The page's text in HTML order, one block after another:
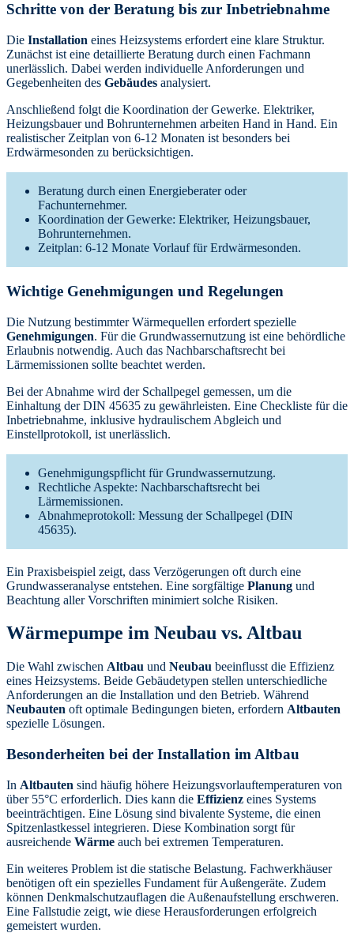
Schritte von der Beratung bis zur Inbetriebnahme
Die Installation eines Heizsystems erfordert eine klare Struktur.
Zunächst ist eine detaillierte Beratung durch einen Fachmann
unerlässlich. Dabei werden individuelle Anforderungen und
Gegebenheiten des Gebäudes analysiert.
Anschließend folgt die Koordination der Gewerke. Elektriker,
Heizungsbauer und Bohrunternehmen arbeiten Hand in Hand. Ein
realistischer Zeitplan von 6-12 Monaten ist besonders bei
Erdwärmesonden zu berücksichtigen.
Beratung durch einen Energieberater oder
Fachunternehmer.
Koordination der Gewerke: Elektriker, Heizungsbauer,
Bohrunternehmen.
Zeitplan: 6-12 Monate Vorlauf für Erdwärmesonden.
Wichtige Genehmigungen und Regelungen
Die Nutzung bestimmter Wärmequellen erfordert spezielle
Genehmigungen. Für die Grundwassernutzung ist eine behördliche
Erlaubnis notwendig. Auch das Nachbarschaftsrecht bei
Lärmemissionen sollte beachtet werden.
Bei der Abnahme wird der Schallpegel gemessen, um die
Einhaltung der DIN 45635 zu gewährleisten. Eine Checkliste für die
Inbetriebnahme, inklusive hydraulischem Abgleich und
Einstellprotokoll, ist unerlässlich.
Genehmigungspflicht für Grundwassernutzung.
Rechtliche Aspekte: Nachbarschaftsrecht bei
Lärmemissionen.
Abnahmeprotokoll: Messung der Schallpegel (DIN
45635).
Ein Praxisbeispiel zeigt, dass Verzögerungen oft durch eine
Grundwasseranalyse entstehen. Eine sorgfältige Planung und
Beachtung aller Vorschriften minimiert solche Risiken.
Wärmepumpe im Neubau vs. Altbau
Die Wahl zwischen Altbau und Neubau beeinflusst die Effizienz
eines Heizsystems. Beide Gebäudetypen stellen unterschiedliche
Anforderungen an die Installation und den Betrieb. Während
Neubauten oft optimale Bedingungen bieten, erfordern Altbauten
spezielle Lösungen.
Besonderheiten bei der Installation im Altbau
In Altbauten sind häufig höhere Heizungsvorlauftemperaturen von
über 55°C erforderlich. Dies kann die Effizienz eines Systems
beeinträchtigen. Eine Lösung sind bivalente Systeme, die einen
Spitzenlastkessel integrieren. Diese Kombination sorgt für
ausreichende Wärme auch bei extremen Temperaturen.
Ein weiteres Problem ist die statische Belastung. Fachwerkhäuser
benötigen oft ein spezielles Fundament für Außengeräte. Zudem
können Denkmalschutzauflagen die Außenaufstellung erschweren.
Eine Fallstudie zeigt, wie diese Herausforderungen erfolgreich
gemeistert wurden.